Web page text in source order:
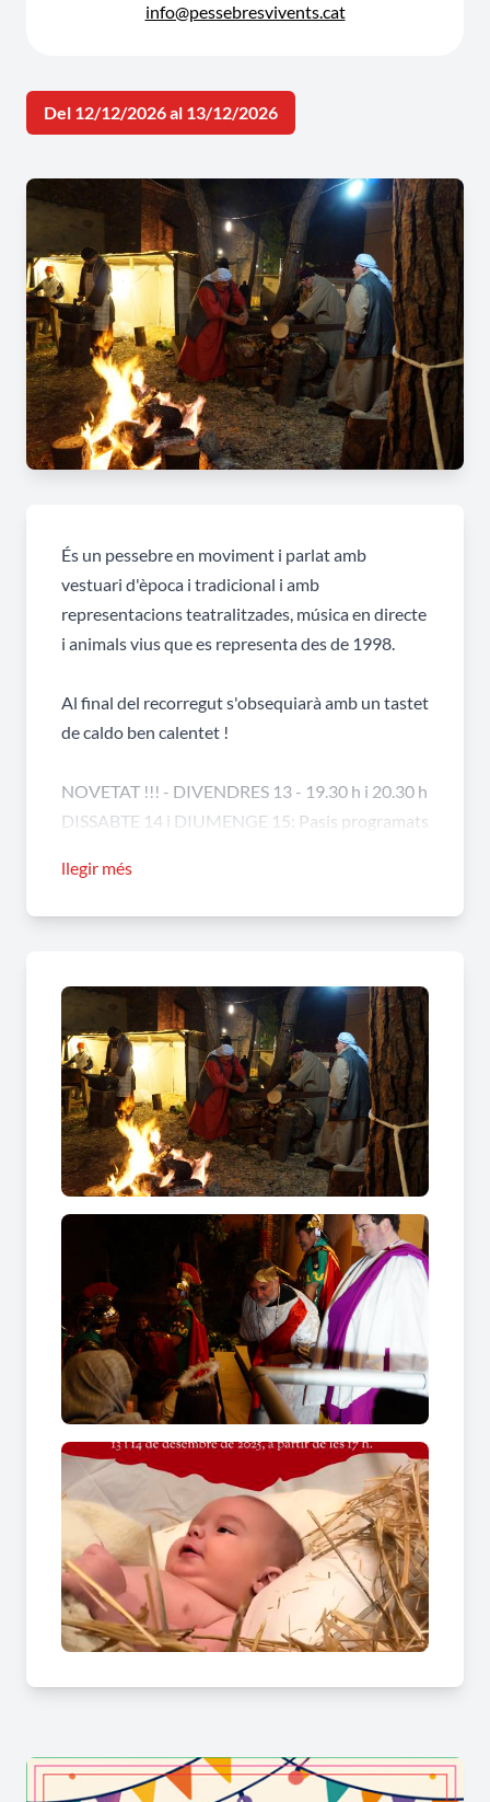
info@pessebresvivents.cat
Del 12/12/2026 al 13/12/2026
És un pessebre en moviment i parlat amb
vestuari d'època i tradicional i amb
representacions teatralitzades, música en directe
i animals vius que es representa des de 1998.
Al final del recorregut s'obsequiarà amb un tastet
de caldo ben calentet !
NOVETAT !!! - DIVENDRES 13 - 19.30 h i 20.30 h
DISSABTE 14 i DIUMENGE 15: Pasis programats
llegir més